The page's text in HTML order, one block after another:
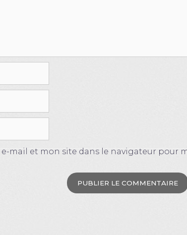
mail et mon site dans le navigateur pour